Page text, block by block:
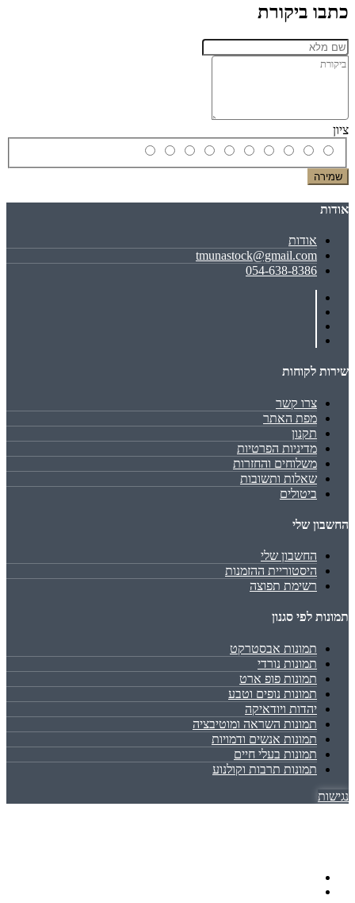
כתבו ביקורת
ציון
שמירה
אודות
אודות
tmunastock@gmail.com
054-638-8386
שירות לקוחות
צרו קשר
מפת האתר
תקנון
מדיניות הפרטיות
משלוחים והחזרות
שאלות ותשובות
ביטולים
החשבון שלי
החשבון שלי
היסטוריית ההזמנות
רשימת תפוצה
תמונות לפי סגנון
תמונות אבסטרקט
תמונות נורדי
תמונות פופ ארט
תמונות נופים וטבע
יהדות ויודאיקה
תמונות השראה ומוטיבציה
תמונות אנשים ודמויות
תמונות בעלי חיים
תמונות תרבות וקולנוע
נגישות